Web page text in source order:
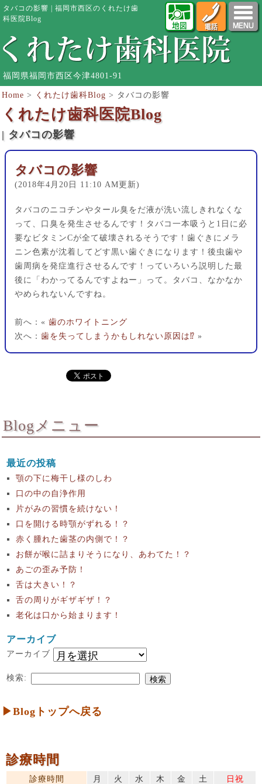
タバコの影響 | 福岡市西区のくれたけ歯
科医院Blog
福岡県福岡市西区今津4801-91
Home > くれたけ歯科Blog > タバコの影響
くれたけ歯科医院Blog
| タバコの影響
タバコの影響
(2018年4月20日 11:10 AM更新)
タバコのニコチンやタール臭をだ液が洗い流しきれなくな
って、口臭を発生させるんです！タバコ一本吸うと1日に必
要なビタミンCが全て破壊されるそうです！歯ぐきにメラ
ニン色素が沈着してどす黒い歯ぐきになります！後虫歯や
歯周病を発症進行させるんです！っていろいろ説明した最
後に「わかってるんですよねー」って。タバコ、なかなか
やめられないんですね。
前へ：« 歯のホワイトニング
次へ： 歯を失ってしまうかもしれない原因は⁉︎ »
Blogメニュー
最近の投稿
顎の下に梅干し様のしわ
口の中の自浄作用
片がみの習慣を続けない！
口を開ける時顎がずれる！？
赤く腫れた歯茎の内側で！？
お餅が喉に詰まりそうになり、あわてた！？
あごの歪み予防！
舌は大きい！？
舌の周りがギザギザ！？
老化は口から始まります！
アーカイブ
アーカイブ
検索:
▶Blogトップへ戻る
診療時間
診療時間 月 火 水 木 金 土
日祝